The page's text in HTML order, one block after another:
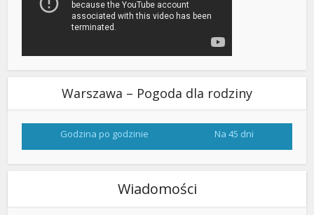
Warszawa – Pogoda dla rodziny
Godzina po godzinie Na 45 dni
Wiadomości